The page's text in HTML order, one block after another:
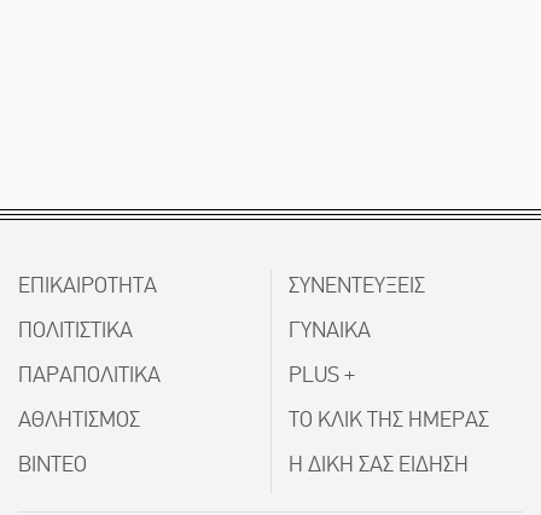
ΕΠΙΚΑΙΡΟΤΗΤΑ
ΠΟΛΙΤΙΣΤΙΚΑ
ΠΑΡΑΠΟΛΙΤΙΚΑ
ΑΘΛΗΤΙΣΜΟΣ
ΒΙΝΤΕΟ
ΣΥΝΕΝΤΕΥΞΕΙΣ
ΓΥΝΑΙΚΑ
PLUS +
ΤΟ ΚΛΙΚ ΤΗΣ ΗΜΕΡΑΣ
Η ΔΙΚΗ ΣΑΣ ΕΙΔΗΣΗ